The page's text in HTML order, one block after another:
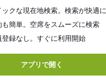
ックな現在地検索。検索が快適に
も簡単。空席をスムーズに検索
登録なし。すぐに利用開始
アプリで開く